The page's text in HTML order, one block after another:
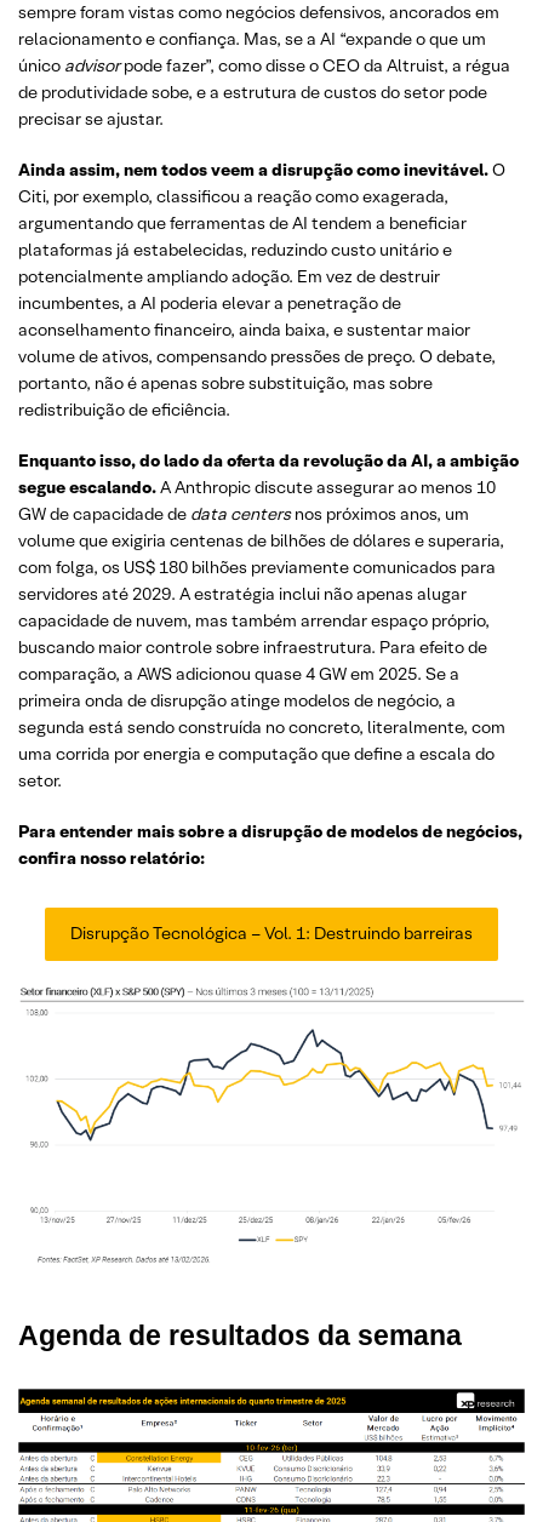
sempre foram vistas como negócios defensivos, ancorados em
relacionamento e confiança. Mas, se a AI “expande o que um
único advisorpode fazer”, como disse o CEO da Altruist, a régua
de produtividade sobe, e a estrutura de custos do setor pode
precisar se ajustar.
Ainda assim, nem todos veem a disrupção como inevitável.O
Citi, por exemplo, classificou a reação como exagerada,
argumentando que ferramentas de AI tendem a beneficiar
plataformas já estabelecidas, reduzindo custo unitário e
potencialmente ampliando adoção. Em vez de destruir
incumbentes, a AI poderia elevar a penetração de
aconselhamento financeiro, ainda baixa, e sustentar maior
volume de ativos, compensando pressões de preço. O debate,
portanto, não é apenas sobre substituição, mas sobre
redistribuição de eficiência.
Enquanto isso, do lado da oferta da revolução da AI, a ambição
segue escalando.A Anthropic discute assegurar ao menos 10
GW de capacidade de data centersnos próximos anos, um
volume que exigiria centenas de bilhões de dólares e superaria,
com folga, os US$ 180 bilhões previamente comunicados para
servidores até 2029. A estratégia inclui não apenas alugar
capacidade de nuvem, mas também arrendar espaço próprio,
buscando maior controle sobre infraestrutura. Para efeito de
comparação, a AWS adicionou quase 4 GW em 2025. Se a
primeira onda de disrupção atinge modelos de negócio, a
segunda está sendo construída no concreto, literalmente, com
uma corrida por energia e computação que define a escala do
setor.
Para entender mais sobre a disrupção de modelos de negócios,
confira nosso relatório:
Disrupção Tecnológica – Vol. 1: Destruindo barreiras
Agenda de resultados da semana